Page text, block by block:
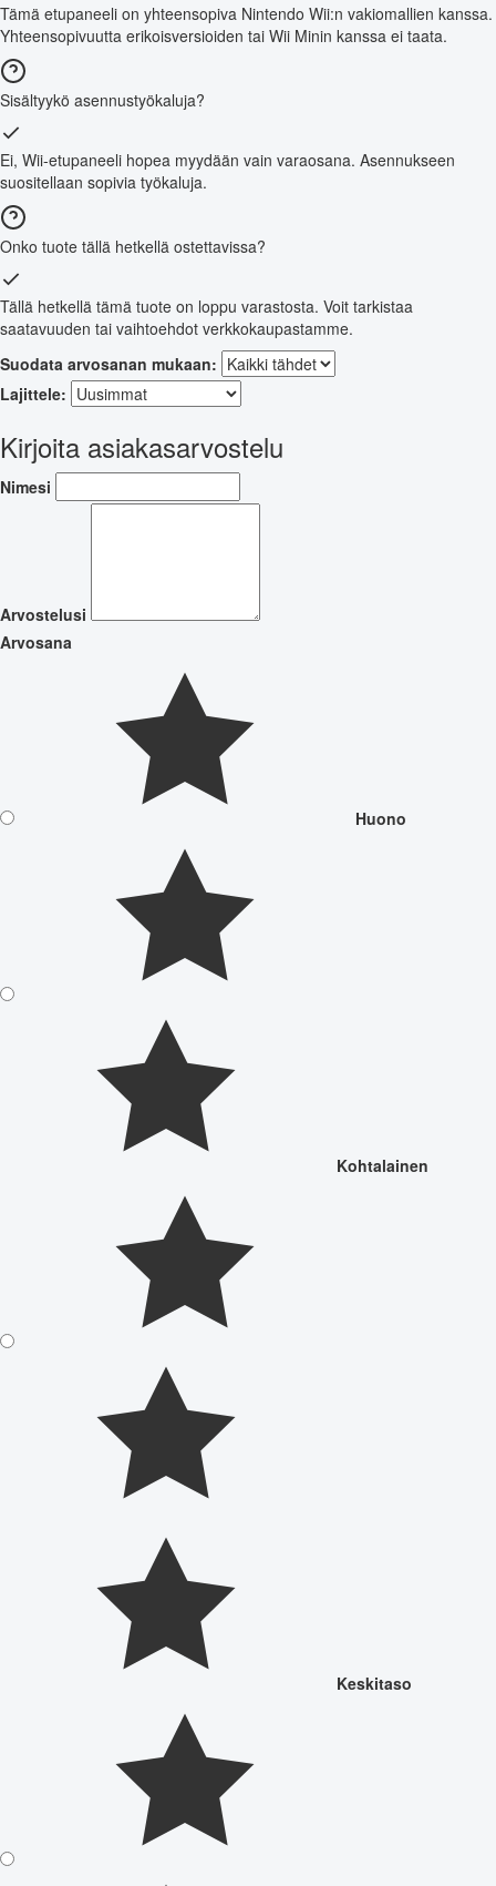
Tämä etupaneeli on yhteensopiva Nintendo Wii:n vakiomallien kanssa.
Yhteensopivuutta erikoisversioiden tai Wii Minin kanssa ei taata.
Sisältyykö asennustyökaluja?
Ei, Wii-etupaneeli hopea myydään vain varaosana. Asennukseen
suositellaan sopivia työkaluja.
Onko tuote tällä hetkellä ostettavissa?
Tällä hetkellä tämä tuote on loppu varastosta. Voit tarkistaa
saatavuuden tai vaihtoehdot verkkokaupastamme.
Suodata arvosanan mukaan:
Lajittele:
Kirjoita asiakasarvostelu
Nimesi
Arvostelusi
Arvosana
Huono
Kohtalainen
Keskitaso